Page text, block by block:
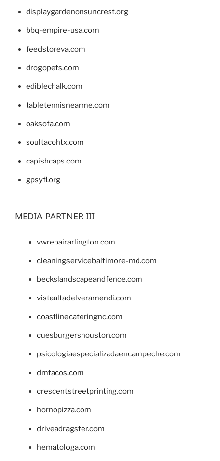
displaygardenonsuncrest.org
bbq-empire-usa.com
feedstoreva.com
drogopets.com
ediblechalk.com
tabletennisnearme.com
oaksofa.com
soultacohtx.com
capishcaps.com
gpsyfl.org
MEDIA PARTNER III
vwrepairarlington.com
cleaningservicebaltimore-md.com
beckslandscapeandfence.com
vistaaltadelveramendi.com
coastlinecateringnc.com
cuesburgershouston.com
psicologiaespecializadaencampeche.com
dmtacos.com
crescentstreetprinting.com
hornopizza.com
driveadragster.com
hematologa.com